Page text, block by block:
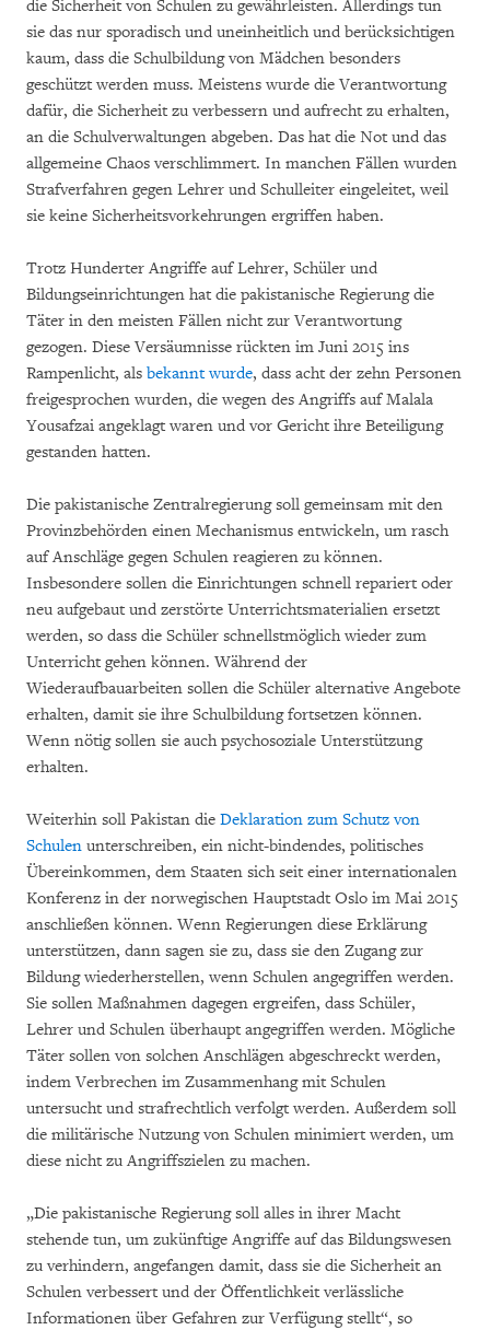
die Sicherheit von Schulen zu gewährleisten. Allerdings tun
sie das nur sporadisch und uneinheitlich und berücksichtigen
kaum, dass die Schulbildung von Mädchen besonders
geschützt werden muss. Meistens wurde die Verantwortung
dafür, die Sicherheit zu verbessern und aufrecht zu erhalten,
an die Schulverwaltungen abgeben. Das hat die Not und das
allgemeine Chaos verschlimmert. In manchen Fällen wurden
Strafverfahren gegen Lehrer und Schulleiter eingeleitet, weil
sie keine Sicherheitsvorkehrungen ergriffen haben.
Trotz Hunderter Angriffe auf Lehrer, Schüler und
Bildungseinrichtungen hat die pakistanische Regierung die
Täter in den meisten Fällen nicht zur Verantwortung
gezogen. Diese Versäumnisse rückten im Juni 2015 ins
Rampenlicht, als bekannt wurde, dass acht der zehn Personen
freigesprochen wurden, die wegen des Angriffs auf Malala
Yousafzai angeklagt waren und vor Gericht ihre Beteiligung
gestanden hatten.
Die pakistanische Zentralregierung soll gemeinsam mit den
Provinzbehörden einen Mechanismus entwickeln, um rasch
auf Anschläge gegen Schulen reagieren zu können.
Insbesondere sollen die Einrichtungen schnell repariert oder
neu aufgebaut und zerstörte Unterrichtsmaterialien ersetzt
werden, so dass die Schüler schnellstmöglich wieder zum
Unterricht gehen können. Während der
Wiederaufbauarbeiten sollen die Schüler alternative Angebote
erhalten, damit sie ihre Schulbildung fortsetzen können.
Wenn nötig sollen sie auch psychosoziale Unterstützung
erhalten.
Weiterhin soll Pakistan die Deklaration zum Schutz von
Schulen unterschreiben, ein nicht-bindendes, politisches
Übereinkommen, dem Staaten sich seit einer internationalen
Konferenz in der norwegischen Hauptstadt Oslo im Mai 2015
anschließen können. Wenn Regierungen diese Erklärung
unterstützen, dann sagen sie zu, dass sie den Zugang zur
Bildung wiederherstellen, wenn Schulen angegriffen werden.
Sie sollen Maßnahmen dagegen ergreifen, dass Schüler,
Lehrer und Schulen überhaupt angegriffen werden. Mögliche
Täter sollen von solchen Anschlägen abgeschreckt werden,
indem Verbrechen im Zusammenhang mit Schulen
untersucht und strafrechtlich verfolgt werden. Außerdem soll
die militärische Nutzung von Schulen minimiert werden, um
diese nicht zu Angriffszielen zu machen.
„Die pakistanische Regierung soll alles in ihrer Macht
stehende tun, um zukünftige Angriffe auf das Bildungswesen
zu verhindern, angefangen damit, dass sie die Sicherheit an
Schulen verbessert und der Öffentlichkeit verlässliche
Informationen über Gefahren zur Verfügung stellt“, so